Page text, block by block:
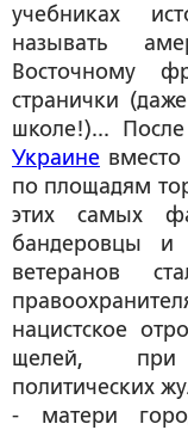
учебниках
называть
Восточному
странички
школе!)...
Украине
по площадям
этих самых
бандеровцы
ветеранов
нацистское
щелей, при
политических
- матери